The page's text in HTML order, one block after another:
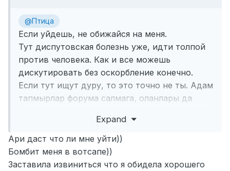
@Птица
Если уйдешь, не обижайся на меня.
Тут диспутовская болезнь уже, идти толпой
против человека. Как и все можешь
дискутировать без оскорбление конечно.
Если тут ищут дуру, то это точно не ты. Адам
тапмырлар форума салмага, оланлары да
Expand
Ари даст что ли мне уйти))
Бомбит меня в вотсапе))
Заставила извиниться что я обидела хорошего